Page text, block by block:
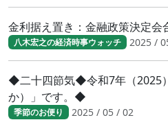
金利据え置き：金融政策決定会
八木宏之の経済時事ウォッチ 2025 /
◆二十四節気◆令和7年（2025
か）」です。◆
季節のお便り 2025 / 05 / 02